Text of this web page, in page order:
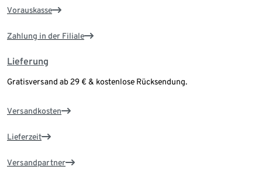
Vorauskasse
Zahlung in der Filiale
Lieferung
Gratisversand ab 29 € & kostenlose Rücksendung.
Versandkosten
Lieferzeit
Versandpartner